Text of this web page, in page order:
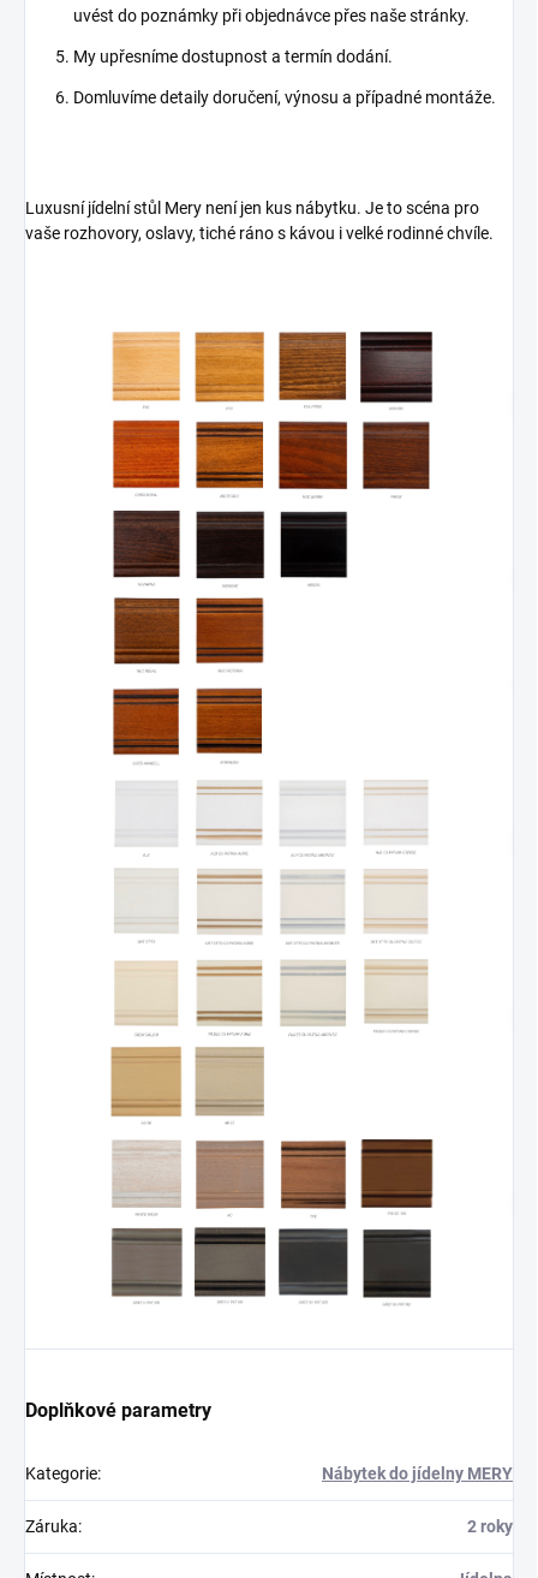
uvést do poznámky při objednávce přes naše stránky.
My upřesníme dostupnost a termín dodání.
Domluvíme detaily doručení, výnosu a případné montáže.
Luxusní jídelní stůl Mery není jen kus nábytku. Je to scéna pro
vaše rozhovory, oslavy, tiché ráno s kávou i velké rodinné chvíle.
Doplňkové parametry
Kategorie: Nábytek do jídelny MERY
Záruka: 2 roky